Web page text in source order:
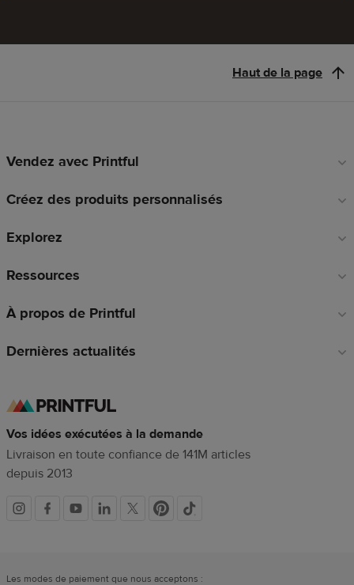
Haut de la page
Liens
pied
page
Vendez avec Printful
Créez des produits personnalisés
Explorez
Ressources
À propos de Printful
Dernières actualités
Vos idées exécutées à la demande
Livraison en toute confiance de 141M articles
depuis 2013
Liens
Les modes de paiement que nous acceptons :